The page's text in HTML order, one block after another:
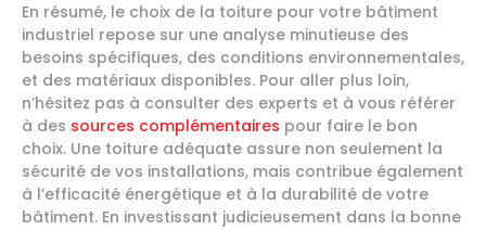
En résumé, le choix de la toiture pour votre bâtiment
industriel repose sur une analyse minutieuse des
besoins spécifiques, des conditions environnementales,
et des matériaux disponibles. Pour aller plus loin,
n’hésitez pas à consulter des experts et à vous référer
à des sources complémentaires pour faire le bon
choix. Une toiture adéquate assure non seulement la
sécurité de vos installations, mais contribue également
à l’efficacité énergétique et à la durabilité de votre
bâtiment. En investissant judicieusement dans la bonne